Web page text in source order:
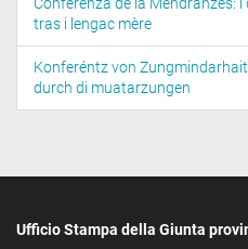
tras i lengac mère
Konferéntz von
durch di muatarzungen
Ufficio Stampa della Giunta